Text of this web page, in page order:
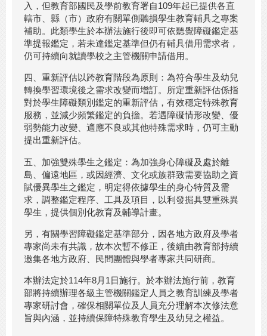
入，但教育部國民及學前教育署自109年起已提供各直
轄市、縣（市）政府有關單側聽損學生教育輔具之專案
補助。此類學生於本辦法施行後即可依聽覺障礙鑑定基
準提報鑑定，若未達鑑定基準但仍有輔具借用需求者，
仍可持續向就讀學校之主管機關申請借用。
四、重新評估以跨教育階段為原則：為符合學生及幼兒
轉換學習環境後之需求改變而增訂。所定重新評估係指
對於學生障礙類別鑑定的重新評估，有效穩定特殊教育
服務，並減少頻繁鑑定的負擔。若遇障礙情形改變、優
弱勢能力改變、適應不良或其他特殊需求時，仍可主動
提出重新評估。
五、加強雙殊學生之鑑定：為加強身心障礙及處於離
島、偏遠地區，或因經濟、文化或族群致需要協助之資
賦優異學生之鑑定，明定得依據學生的身心特質及需
求，調整鑑定程序、工具及項目，以利發掘具雙重殊異
學生，提供個別化教育及輔導計畫。
另，有關學習障礙鑑定基準部分，因各地方政府及學者
專家尚未有共識，故本次暫不修正，後續由教育部持續
邀集各地方政府、民間團體與學者專家共同研商。
本辦法定於114年8月1日施行。於本辦法施行前，教育
部將持續辦理各級主管機關鑑定人員之教育訓練及學者
專家研討會，確保相關單位及人員充分理解本次修法意
旨與內涵，並持續保障特殊教育學生及幼兒之權益。